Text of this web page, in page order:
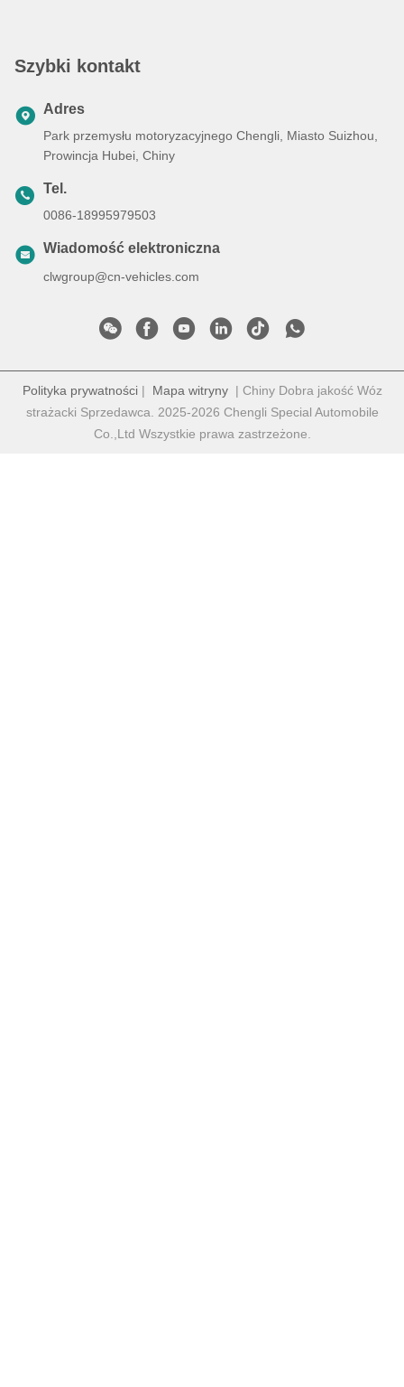
Szybki kontakt
Adres
Park przemysłu motoryzacyjnego Chengli, Miasto Suizhou,
Prowincja Hubei, Chiny
Tel.
0086-18995979503
Wiadomość elektroniczna
clwgroup@cn-vehicles.com
Polityka prywatności| Mapa witryny| Chiny Dobra jakość Wóz
strażacki Sprzedawca. 2025-2026 Chengli Special Automobile
Co.,Ltd Wszystkie prawa zastrzeżone.